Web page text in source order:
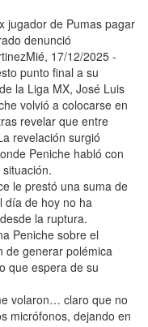
jugador de Pumas pagar
denunció
17/12/2025 -
punto final a su
la Liga MX, José Luis
volvió a colocarse en
revelar que entre
revelación surgió
Peniche habló con
le prestó una suma de
día de hoy no ha
la ruptura.
Peniche sobre el
de generar polémica
que espera de su
volaron… claro que no
micrófonos, dejando en